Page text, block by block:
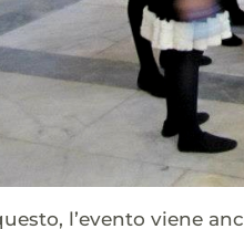
l’evento viene